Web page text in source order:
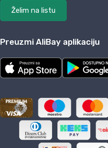
Želim na listu
Preuzmi AliBay aplikaciju